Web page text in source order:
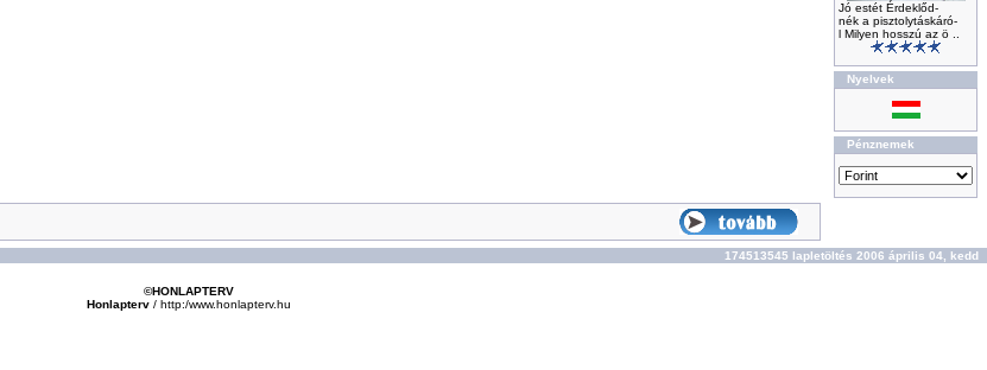
Jó estét Érdeklőd-
nék a pisztolytáskáró-
l Milyen hosszú az ö ..
Nyelvek
Pénznemek
174513545 lapletöltés 2006 április 04, kedd
©HONLAPTERV
Honlapterv / http:/www.honlapterv.hu